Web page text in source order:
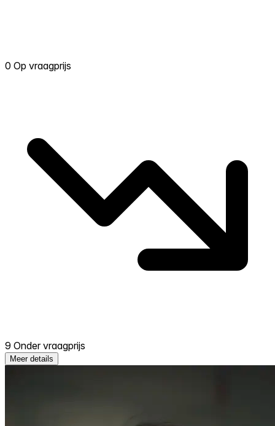
0 Op vraagprijs
9 Onder vraagprijs
Meer details